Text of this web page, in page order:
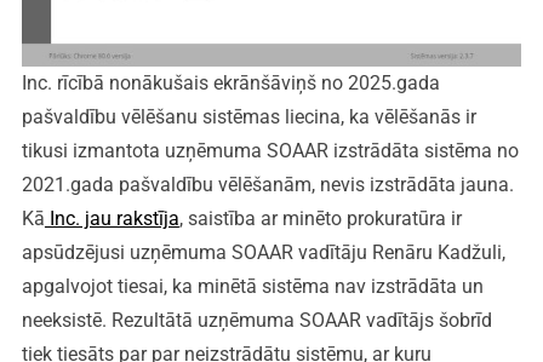
Inc. rīcībā nonākušais ekrānšāviņš no 2025.gada
pašvaldību vēlēšanu sistēmas liecina, ka vēlēšanās ir
tikusi izmantota uzņēmuma SOAAR izstrādāta sistēma no
2021.gada pašvaldību vēlēšanām, nevis izstrādāta jauna.
Kā Inc. jau rakstīja, saistība ar minēto prokuratūra ir
apsūdzējusi uzņēmuma SOAAR vadītāju Renāru Kadžuli,
apgalvojot tiesai, ka minētā sistēma nav izstrādāta un
neeksistē. Rezultātā uzņēmuma SOAAR vadītājs šobrīd
tiek tiesāts par par neizstrādātu sistēmu, ar kuru